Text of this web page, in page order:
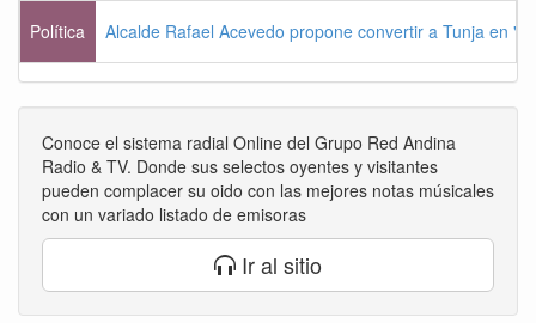
Política Alcalde Rafael Acevedo propone convertir a Tunja en
Conoce el sistema radial Online del Grupo Red Andina
Radio & TV. Donde sus selectos oyentes y visitantes
pueden complacer su oido con las mejores notas músicales
con un variado listado de emisoras
Ir al sitio